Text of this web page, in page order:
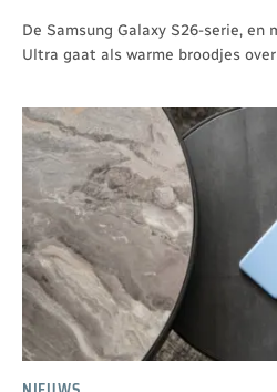
De Samsung Galaxy S26-serie, en
Ultra gaat als warme broodjes